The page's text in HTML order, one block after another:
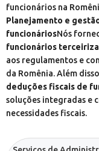
funcionários na
Planejamento e
funcionáriosNós
funcionários
aos regulamentos e
da Romênia. Além
deduções fiscais de
soluções integradas e
necessidades fiscais.